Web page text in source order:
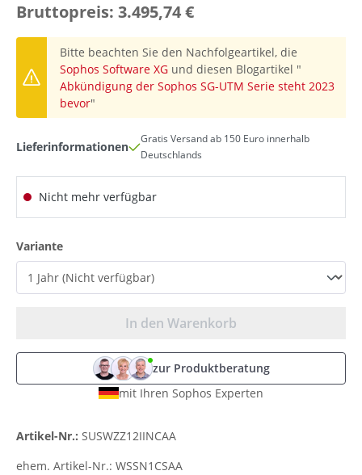
Bruttopreis: 3.495,74 €
Bitte beachten Sie den Nachfolgeartikel, die
Sophos Software XG und diesen Blogartikel "
Abkündigung der Sophos SG-UTM Serie steht 2023
bevor"
Lieferinformationen
Gratis Versand ab 150 Euro innerhalb
Deutschlands
Nicht mehr verfügbar
Varianteauswählen
In den Warenkorb
zur Produktberatung
mit Ihren Sophos Experten
Artikel-Nr.: SUSWZZ12IINCAA
ehem. Artikel-Nr.: WSSN1CSAA